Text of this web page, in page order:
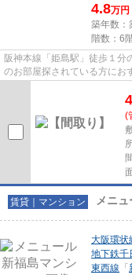
4.8万円
築年数：
階数：6
阪神本線「姫島駅」徒歩１分
のお部屋探されている方にお
(
賃貸｜マンション メニ
大阪環状
地下鉄千
東西線 「